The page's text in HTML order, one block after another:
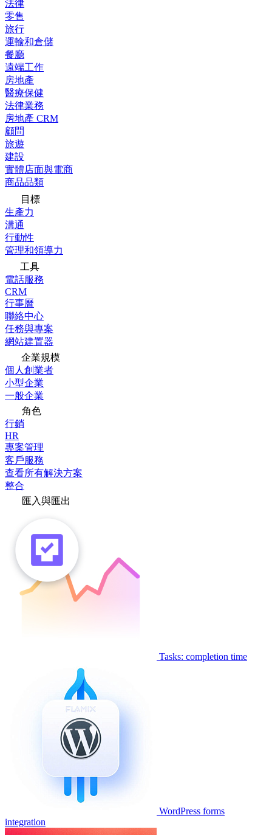
法律
零售
旅行
運輸和倉儲
餐廳
遠端工作
房地產
醫療保健
法律業務
房地產 CRM
顧問
旅遊
建設
實體店面與電商
商品品類
目標
生產力
溝通
行動性
管理和領導力
工具
電話服務
CRM
行事曆
聯絡中心
任務與專案
網站建置器
企業規模
個人創業者
小型企業
一般企業
角色
行銷
HR
專案管理
客戶服務
查看所有解決方案
整合
匯入與匯出
Tasks: completion time
WordPress forms
integration